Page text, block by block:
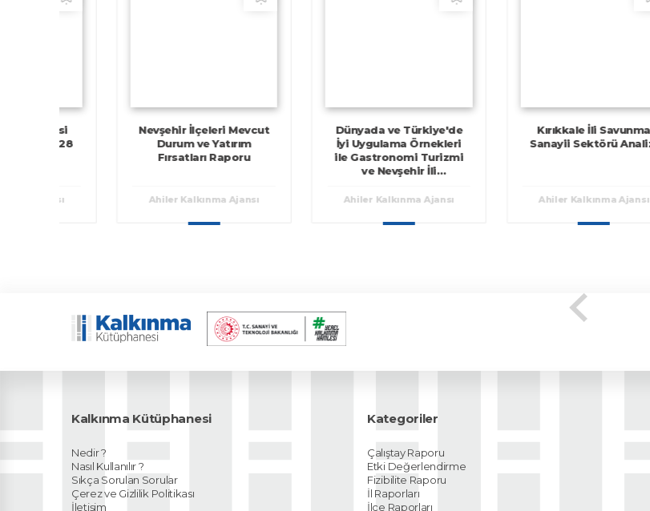
Nevşehir İlçeleri Mevcut
Durum ve Yatırım
Fırsatları Raporu
Ahiler Kalkınma Ajansı
Dünyada ve Türkiye'de
İyi Uygulama Örnekleri
ile Gastronomi Turizmi
ve Nevşehir İli
Ahiler Kalkınma Ajansı
Kırıkkale İli Savunma
Sanayii Sektörü Analizi
Ahiler Kalkınma Ajansı
Kalkınma Kütüphanesi
Nedir ?
Nasıl Kullanılır ?
Sıkça Sorulan Sorular
Çerez ve Gizlilik Politikası
İletişim
Kategoriler
Çalıştay Raporu
Etki Değerlendirme
Fizibilite Raporu
İl Raporları
İlçe Raporları